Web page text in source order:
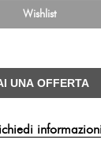
Wishlist
UNA OFFERTA